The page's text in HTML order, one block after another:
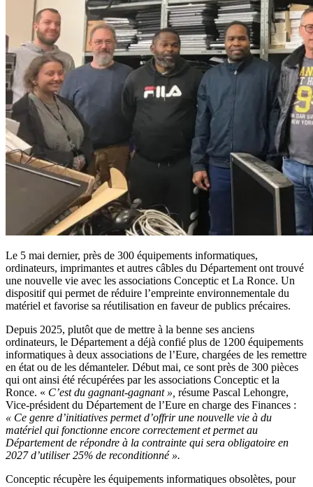
Le 5 mai dernier, près de 300 équipements informatiques,
ordinateurs, imprimantes et autres câbles du Département ont trouvé
une nouvelle vie avec les associations Conceptic et La Ronce. Un
dispositif qui permet de réduire l’empreinte environnementale du
matériel et favorise sa réutilisation en faveur de publics précaires.
Depuis 2025, plutôt que de mettre à la benne ses anciens
ordinateurs, le Département a déjà confié plus de 1200 équipements
informatiques à deux associations de l’Eure, chargées de les remettre
en état ou de les démanteler. Début mai, ce sont près de 300 pièces
qui ont ainsi été récupérées par les associations Conceptic et la
Ronce. « C’est du gagnant-gagnant », résume Pascal Lehongre,
Vice-président du Département de l’Eure en charge des Finances :
« Ce genre d’initiatives permet d’offrir une nouvelle vie à du
matériel qui fonctionne encore correctement et permet au
Département de répondre à la contrainte qui sera obligatoire en
2027 d’utiliser 25% de reconditionné ».
Conceptic récupère les équipements informatiques obsolètes, pour